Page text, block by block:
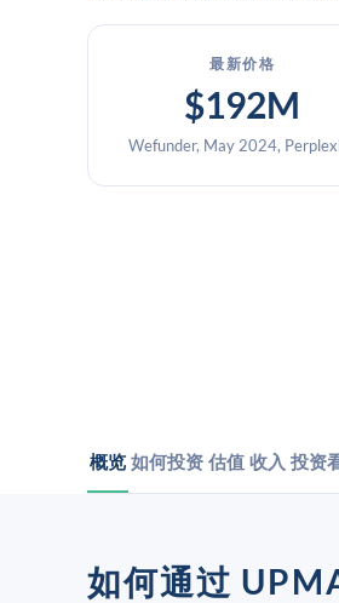
最新价格
$192M
Wefunder, May 2024,
概览 如何投资 估值 收入 投资
如何通过